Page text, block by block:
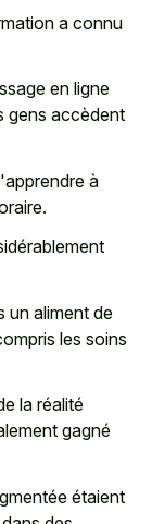
a connu
en ligne
gens accèdent
à
un aliment de
les soins
la réalité
gagné
étaient